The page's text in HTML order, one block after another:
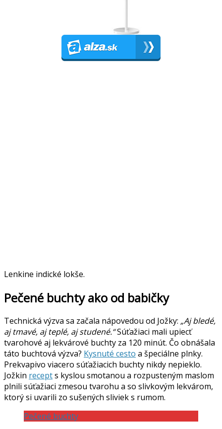
Lenkine indické lokše.
Pečené buchty ako od babičky
Technická výzva sa začala nápovedou od Jožky: „Aj bledé,
aj tmavé, aj teplé, aj studené.“Súťažiaci mali upiecť
tvarohové aj lekvárové buchty za 120 minút. Čo obnášala
táto buchtová výzva? Kysnuté cesto a špeciálne plnky.
Prekvapivo viacero súťažiacich buchty nikdy nepieklo.
Jožkin recepts kyslou smotanou a rozpusteným maslom
plnili súťažiaci zmesou tvarohu a so slivkovým lekvárom,
ktorý si uvarili zo sušených sliviek s rumom.
Pečené buchty